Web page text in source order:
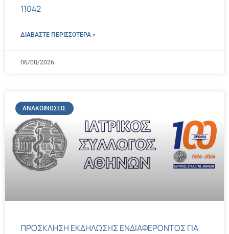
11042
ΔΙΑΒΑΣΤΕ ΠΕΡΙΣΣΌΤΕΡΑ »
06/08/2026
ΑΝΑΚΟΙΝΏΣΕΙΣ
ΠΡΟΣΚΛΗΣΗ ΕΚΔΗΛΩΣΗΣ ΕΝΔΙΑΦΕΡΟΝΤΟΣ ΓΙΑ